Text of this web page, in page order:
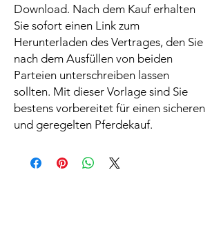
Download. Nach dem Kauf erhalten
Sie sofort einen Link zum
Herunterladen des Vertrages, den Sie
nach dem Ausfüllen von beiden
Parteien unterschreiben lassen
sollten. Mit dieser Vorlage sind Sie
bestens vorbereitet für einen sicheren
und geregelten Pferdekauf.